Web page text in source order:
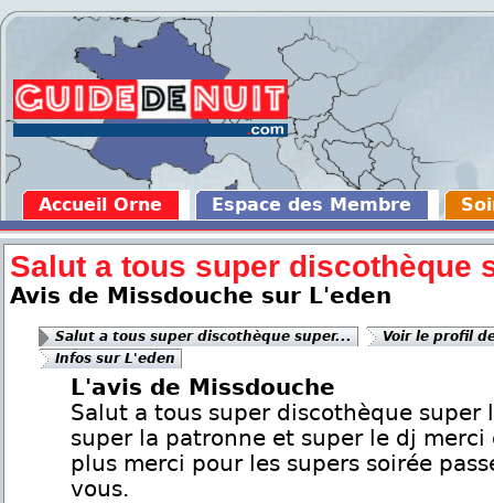
Accueil Orne Espace des Membre
Salut a tous super discothèque
Avis de Missdouche sur L'eden
Salut a tous super discothèque super...
Voir le profil
Infos sur L'eden
L'avis de Missdouche
Salut a tous super discothèque super
super la patronne et super le dj merci
plus merci pour les supers soirée
vous.